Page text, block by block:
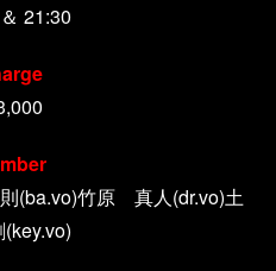
21:30
(ba.vo)竹原 真人(dr.vo)土